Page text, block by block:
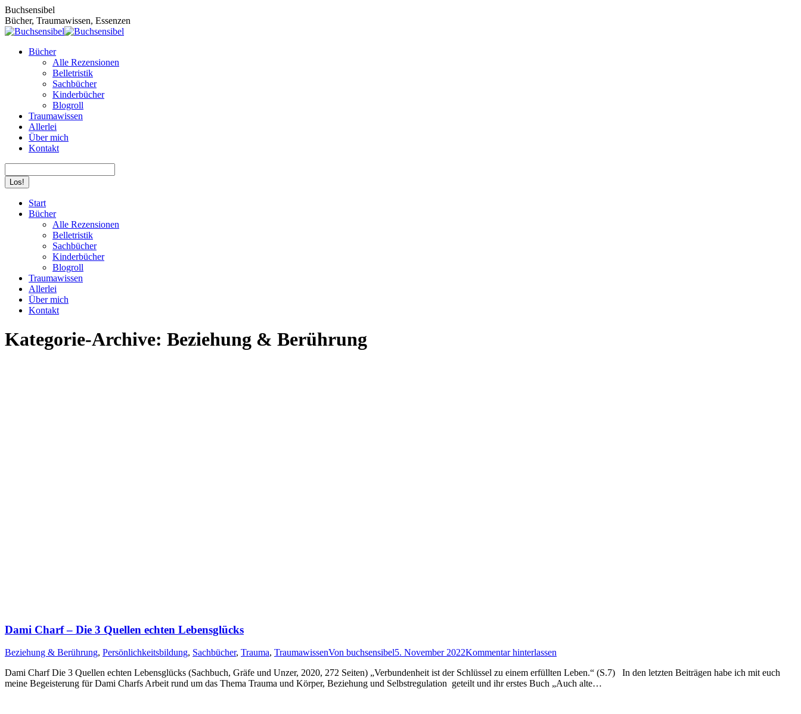
Zum
Inhalt
springen
Buchsensibel
Bücher, Traumawissen, Essenzen
Bücher
Alle Rezensionen
Belletristik
Sachbücher
Kinderbücher
Blogroll
Traumawissen
Allerlei
Über mich
Kontakt
page
opens
page
opens
Start
Bücher
Alle Rezensionen
Belletristik
Sachbücher
Kinderbücher
Blogroll
Traumawissen
Allerlei
Über mich
Kontakt
Kategorie-Archive: Beziehung & Berührung
Dami Charf – Die 3 Quellen echten Lebensglücks
Beziehung & Berührung, Persönlichkeitsbildung, Sachbücher, Trauma, TraumawissenVon buchsensibel5. November 2022Kommentar hinterlassen
Dami Charf Die 3 Quellen echten Lebensglücks (Sachbuch, Gräfe und Unzer, 2020, 272 Seiten) „Verbundenheit ist der Schlüssel zu einem erfüllten Leben.“ (S.7) In den letzten Beiträgen habe ich mit euch
meine Begeisterung für Dami Charfs Arbeit rund um das Thema Trauma und Körper, Beziehung und Selbstregulation geteilt und ihr erstes Buch „Auch alte…